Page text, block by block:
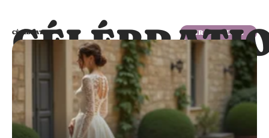
CÉLÉBRATION LIRE LA SUITE